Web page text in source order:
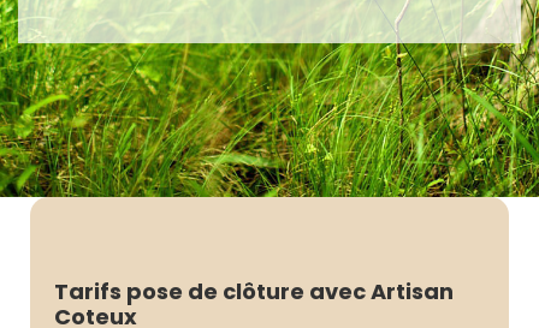
Tarifs pose de clôture avec Artisan
Coteux